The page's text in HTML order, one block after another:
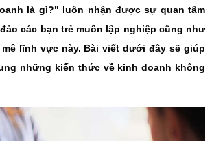
là gì?" luôn nhận được sự quan tâm
các bạn trẻ muốn lập nghiệp cũng như
lĩnh vực này. Bài viết dưới đây sẽ giúp
những kiến thức về kinh doanh không